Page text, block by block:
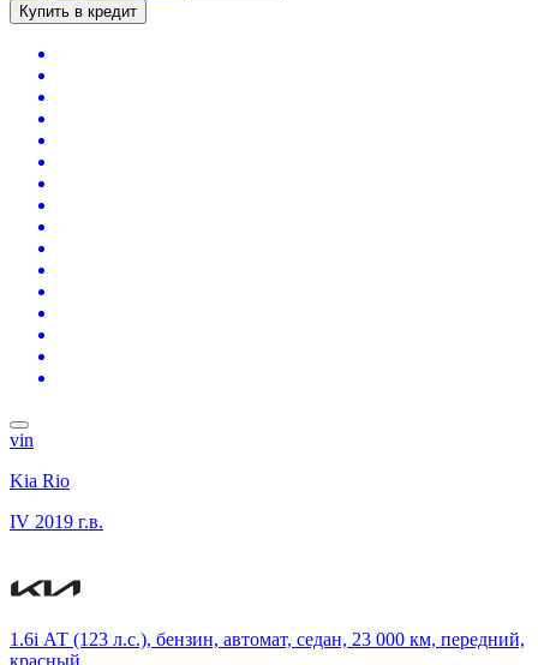
Купить в кредит
vin
Kia Rio
IV 2019 г.в.
1.6i АТ (123 л.с.), бензин, автомат, седан, 23 000 км, передний,
красный